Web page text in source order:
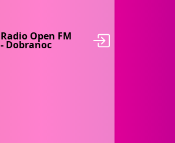
Radio Open FM
- Dobranoc